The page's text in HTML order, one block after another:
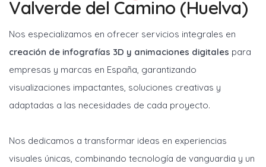
Valverde del Camino (Huelva)
Nos especializamos en ofrecer servicios integrales en
creación de infografías 3D y animaciones digitales para
empresas y marcas en España, garantizando
visualizaciones impactantes, soluciones creativas y
adaptadas a las necesidades de cada proyecto.
Nos dedicamos a transformar ideas en experiencias
visuales únicas, combinando tecnología de vanguardia y un